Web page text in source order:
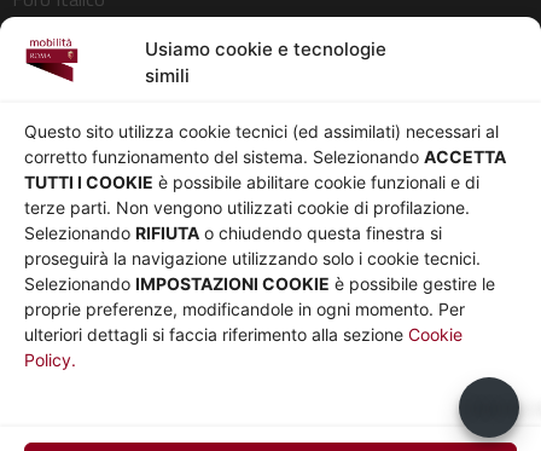
Usiamo cookie e tecnologie
simili
Questo sito utilizza cookie tecnici (ed assimilati) necessari al
corretto funzionamento del sistema. Selezionando ACCETTA
TUTTI I COOKIE è possibile abilitare cookie funzionali e di
terze parti. Non vengono utilizzati cookie di profilazione.
Selezionando RIFIUTA o chiudendo questa finestra si
proseguirà la navigazione utilizzando solo i cookie tecnici.
Selezionando IMPOSTAZIONI COOKIE è possibile gestire le
proprie preferenze, modificandole in ogni momento. Per
ulteriori dettagli si faccia riferimento alla sezione Cookie
Policy.
Pedonalizzazioni
Aeroporti
Chi siamo
Governance
Whistleblowing
Co-Marketing
Social media policy
Informativa Cookie
Informativa Sito web e
social media
Privacy
Parità di genere
Amministrazione
trasparente
Bandi e gare
Note legali
UTILITÀ
Usiamo